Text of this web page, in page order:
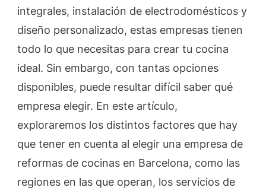
tu
espacio
ideal
integrales, instalación de electrodomésticos y
diseño personalizado, estas empresas tienen
todo lo que necesitas para crear tu cocina
ideal. Sin embargo, con tantas opciones
disponibles, puede resultar difícil saber qué
empresa elegir. En este artículo,
exploraremos los distintos factores que hay
que tener en cuenta al elegir una empresa de
reformas de cocinas en Barcelona, como las
regiones en las que operan, los servicios de